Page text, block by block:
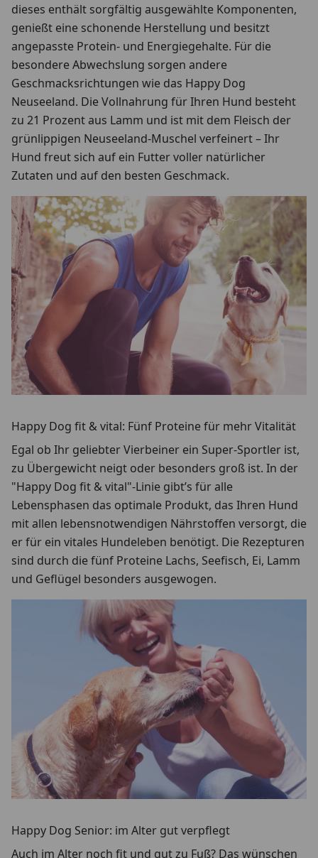
dieses enthält sorgfältig ausgewählte Komponenten,
genießt eine schonende Herstellung und besitzt
angepasste Protein- und Energiegehalte. Für die
besondere Abwechslung sorgen andere
Geschmacksrichtungen wie das Happy Dog
Neuseeland. Die Vollnahrung für Ihren Hund besteht
zu 21 Prozent aus Lamm und ist mit dem Fleisch der
grünlippigen Neuseeland-Muschel verfeinert – Ihr
Hund freut sich auf ein Futter voller natürlicher
Zutaten und auf den besten Geschmack.
Happy Dog fit & vital: Fünf Proteine für mehr Vitalität
Egal ob Ihr geliebter Vierbeiner ein Super-Sportler ist,
zu Übergewicht neigt oder besonders groß ist. In der
"Happy Dog fit & vital"-Linie gibt’s für alle
Lebensphasen das optimale Produkt, das Ihren Hund
mit allen lebensnotwendigen Nährstoffen versorgt, die
er für ein vitales Hundeleben benötigt. Die Rezepturen
sind durch die fünf Proteine Lachs, Seefisch, Ei, Lamm
und Geflügel besonders ausgewogen.
Happy Dog Senior: im Alter gut verpflegt
Auch im Alter noch fit und gut zu Fuß? Das wünschen